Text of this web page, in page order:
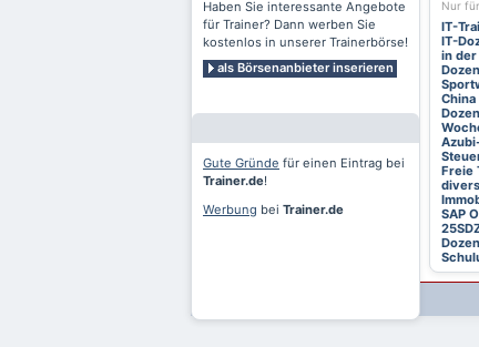
Haben Sie interessante Angebote
für Trainer? Dann werben Sie
kostenlos in unserer Trainerbörse!
als Börsenanbieter inserieren
Gute Gründe für einen Eintrag bei
Trainer.de!
Werbung bei Trainer.de
Nur
IT-
IT-
in
China
Freie
SAP